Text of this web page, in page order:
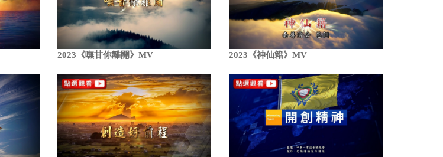
2023《嘸甘你離開》MV 2023《神仙籍》MV